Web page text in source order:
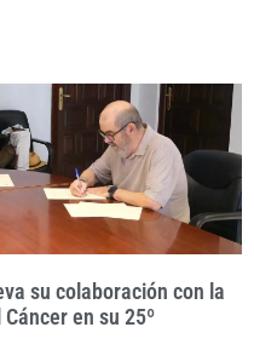
su colaboración con la
en su 25º